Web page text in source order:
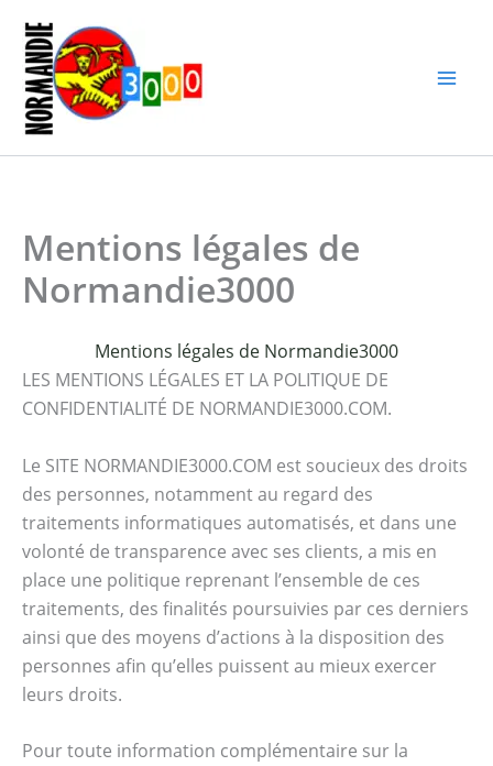
contenu
Mentions légales de
Normandie3000
Mentions légales de Normandie3000
LES MENTIONS LÉGALES ET LA POLITIQUE DE
CONFIDENTIALITÉ DE NORMANDIE3000.COM.
Le SITE NORMANDIE3000.COM est soucieux des droits
des personnes, notamment au regard des
traitements informatiques automatisés, et dans une
volonté de transparence avec ses clients, a mis en
place une politique reprenant l’ensemble de ces
traitements, des finalités poursuivies par ces derniers
ainsi que des moyens d’actions à la disposition des
personnes afin qu’elles puissent au mieux exercer
leurs droits.
Pour toute information complémentaire sur la